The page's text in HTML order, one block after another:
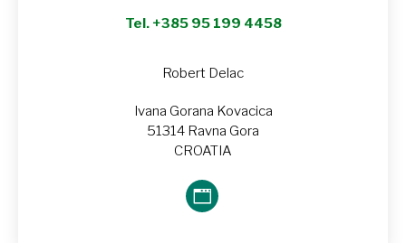
Tel. +385 95 199 4458
Robert Delac
Ivana Gorana Kovacica
51314 Ravna Gora
CROATIA
Blog